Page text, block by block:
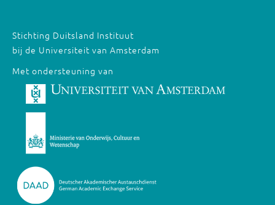
Stichting Duitsland Instituut
bij de Universiteit van Amsterdam
Met ondersteuning van